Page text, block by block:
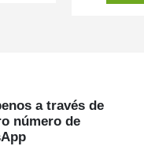
a través de
número de